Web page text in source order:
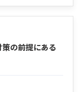
の前提にある